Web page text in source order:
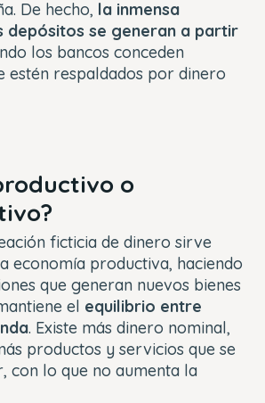
De hecho, la inmensa
depósitos se generan a partir
los bancos conceden
estén respaldados por dinero
o
ficticia de dinero sirve
economía productiva, haciendo
que generan nuevos bienes
el equilibrio entre
. Existe más dinero nominal,
productos y servicios que se
con lo que no aumenta la